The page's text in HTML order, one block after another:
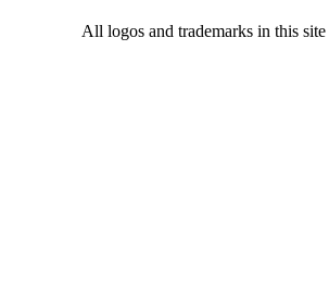
All logos and trademarks in this